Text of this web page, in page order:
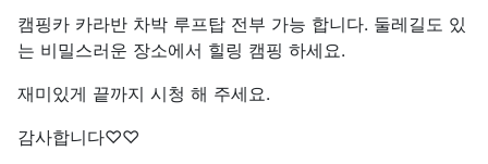
캠핑카 카라반 차박 루프탑 전부 가능 합니다. 둘레길도 있
는 비밀스러운 장소에서 힐링 캠핑 하세요.
재미있게 끝까지 시청 해 주세요.
감사합니다♡♡